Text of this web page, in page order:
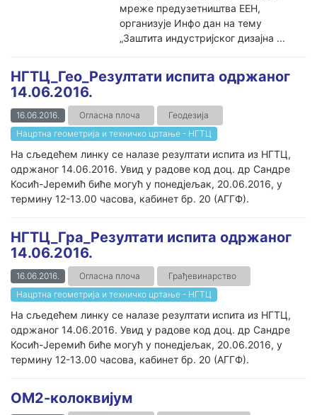
мреже предузетништва ЕЕН,
организује Инфо дан на тему
„Заштита индустријског дизајна ...
НГТЦ_Гео_Резултати испита одржаног
14.06.2016.
16.06.2016. Огласна плоча
Геодезија
Нацртна геометрија и техничко цртање - НГТЦ
На сљедећем линку се налазе резултати испита из НГТЦ,
одржаног 14.06.2016. Увид у радове код доц. др Сандре
Косић-Јеремић биће могућ у понедјељак, 20.06.2016, у
термину 12-13.00 часова, кабинет бр. 20 (АГГФ).
НГТЦ_Гра_Резултати испита одржаног
14.06.2016.
16.06.2016. Огласна плоча
Грађевинарство
Нацртна геометрија и техничко цртање - НГТЦ
На сљедећем линку се налазе резултати испита из НГТЦ,
одржаног 14.06.2016. Увид у радове код доц. др Сандре
Косић-Јеремић биће могућ у понедјељак, 20.06.2016, у
термину 12-13.00 часова, кабинет бр. 20 (АГГФ).
ОМ2-колоквијум